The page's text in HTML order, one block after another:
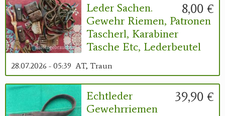
8,00 €
Leder Sachen.
Gewehr Riemen, Patronen
Tascherl, Karabiner
Tasche Etc, Lederbeutel
28.07.2026 - 05:39 AT, Traun
39,90 €
Echtleder
Gewehrriemen